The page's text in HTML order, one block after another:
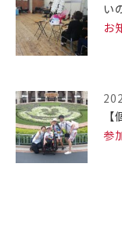
い
お
参